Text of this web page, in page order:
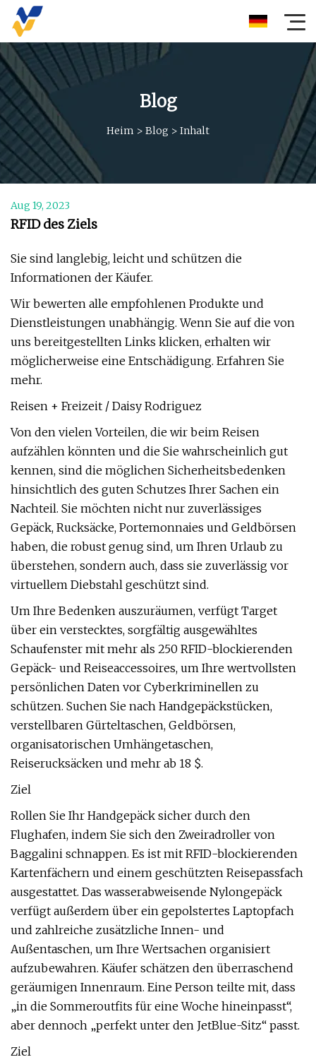
Blog
Heim > Blog > Inhalt
Aug 19, 2023
RFID des Ziels
Sie sind langlebig, leicht und schützen die
Informationen der Käufer.
Wir bewerten alle empfohlenen Produkte und
Dienstleistungen unabhängig. Wenn Sie auf die von
uns bereitgestellten Links klicken, erhalten wir
möglicherweise eine Entschädigung. Erfahren Sie
mehr.
Reisen + Freizeit / Daisy Rodriguez
Von den vielen Vorteilen, die wir beim Reisen
aufzählen könnten und die Sie wahrscheinlich gut
kennen, sind die möglichen Sicherheitsbedenken
hinsichtlich des guten Schutzes Ihrer Sachen ein
Nachteil. Sie möchten nicht nur zuverlässiges
Gepäck, Rucksäcke, Portemonnaies und Geldbörsen
haben, die robust genug sind, um Ihren Urlaub zu
überstehen, sondern auch, dass sie zuverlässig vor
virtuellem Diebstahl geschützt sind.
Um Ihre Bedenken auszuräumen, verfügt Target
über ein verstecktes, sorgfältig ausgewähltes
Schaufenster mit mehr als 250 RFID-blockierenden
Gepäck- und Reiseaccessoires, um Ihre wertvollsten
persönlichen Daten vor Cyberkriminellen zu
schützen. Suchen Sie nach Handgepäckstücken,
verstellbaren Gürteltaschen, Geldbörsen,
organisatorischen Umhängetaschen,
Reiserucksäcken und mehr ab 18 $.
Ziel
Rollen Sie Ihr Handgepäck sicher durch den
Flughafen, indem Sie sich den Zweiradroller von
Baggalini schnappen. Es ist mit RFID-blockierenden
Kartenfächern und einem geschützten Reisepassfach
ausgestattet. Das wasserabweisende Nylongepäck
verfügt außerdem über ein gepolstertes Laptopfach
und zahlreiche zusätzliche Innen- und
Außentaschen, um Ihre Wertsachen organisiert
aufzubewahren. Käufer schätzen den überraschend
geräumigen Innenraum. Eine Person teilte mit, dass
„in die Sommeroutfits für eine Woche hineinpasst“,
aber dennoch „perfekt unter den JetBlue-Sitz“ passt.
Ziel